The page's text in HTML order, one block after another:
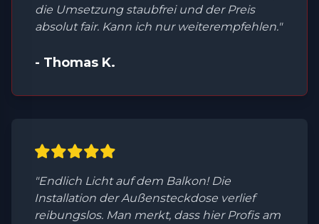
die Umsetzung staubfrei und der Preis
absolut fair. Kann ich nur weiterempfehlen."
- Thomas K.
"Endlich Licht auf dem Balkon! Die
Installation der Außensteckdose verlief
reibungslos. Man merkt, dass hier Profis am